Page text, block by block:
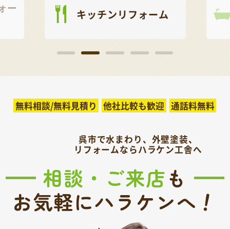
ー キッチンリフォーム
無料相談/無料見積り 他社比較も歓迎 通話料無料
呉市で水まわり、外壁塗装、
リフォームならハラケン工舎へ
相談・ご来店も
お気軽にハラケンへ！